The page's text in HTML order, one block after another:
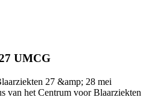
UMCG
27 &amp; 28 mei
van het Centrum voor Blaarziekten